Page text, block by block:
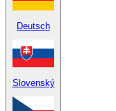
Deutsch
Slovenský